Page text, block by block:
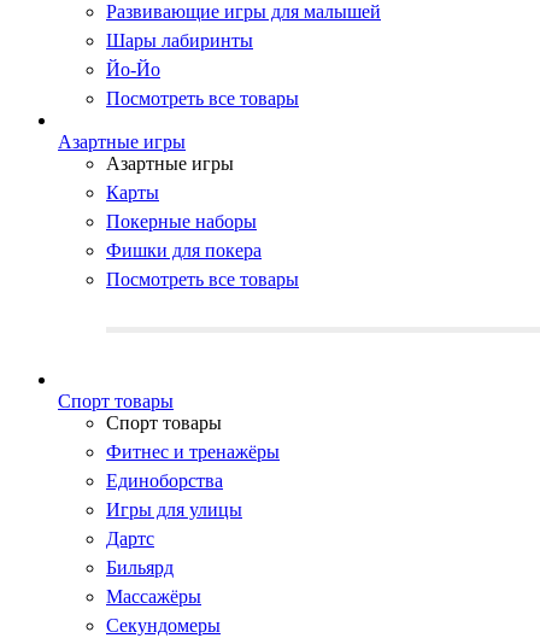
Развивающие игры для малышей
Шары лабиринты
Йо-Йо
Посмотреть все товары
Азартные игры
Азартные игры
Карты
Покерные наборы
Фишки для покера
Посмотреть все товары
Cпорт товары
Cпорт товары
Фитнес и тренажёры
Единоборства
Игры для улицы
Дартс
Бильярд
Массажёры
Секундомеры